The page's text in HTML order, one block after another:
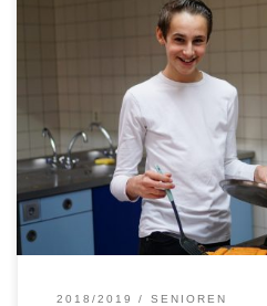
Vanavond was de tweede editie
oudste groep, de Senioren,
geld op te halen voor hun
was “Feestdagen” het thema. Je
pompoensoep, een cocktail,
Ook kon […]
2018/2019 SENIOREN